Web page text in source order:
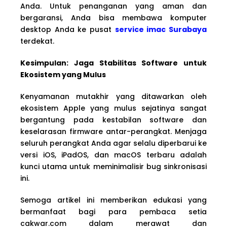
Anda. Untuk penanganan yang aman dan
bergaransi, Anda bisa membawa komputer
desktop Anda ke pusat service imac Surabaya
terdekat.
Kesimpulan: Jaga Stabilitas Software untuk
Ekosistem yang Mulus
Kenyamanan mutakhir yang ditawarkan oleh
ekosistem Apple yang mulus sejatinya sangat
bergantung pada kestabilan software dan
keselarasan firmware antar-perangkat. Menjaga
seluruh perangkat Anda agar selalu diperbarui ke
versi iOS, iPadOS, dan macOS terbaru adalah
kunci utama untuk meminimalisir bug sinkronisasi
ini.
Semoga artikel ini memberikan edukasi yang
bermanfaat bagi para pembaca setia
cakwar.com dalam merawat dan